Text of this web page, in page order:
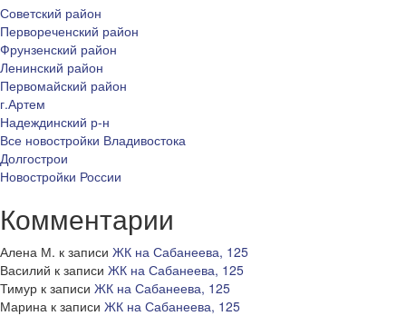
Советский район
Первореченский район
Фрунзенский район
Ленинский район
Первомайский район
г.Артем
Надеждинский р-н
Все новостройки Владивостока
Долгострои
Новостройки России
Комментарии
Алена М. к записи ЖК на Сабанеева, 125
Василий к записи ЖК на Сабанеева, 125
Тимур к записи ЖК на Сабанеева, 125
Марина к записи ЖК на Сабанеева, 125